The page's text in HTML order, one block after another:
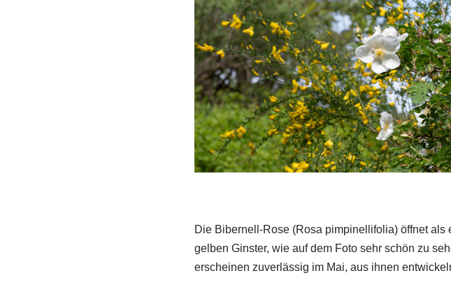
Die Bibernell-Rose (Rosa pimpinellifolia) öffnet
gelben Ginster, wie auf dem Foto sehr schön zu
erscheinen zuverlässig im Mai, aus ihnen